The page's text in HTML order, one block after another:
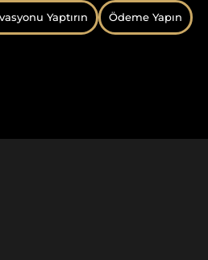
Yaptırın Ödeme Yapın